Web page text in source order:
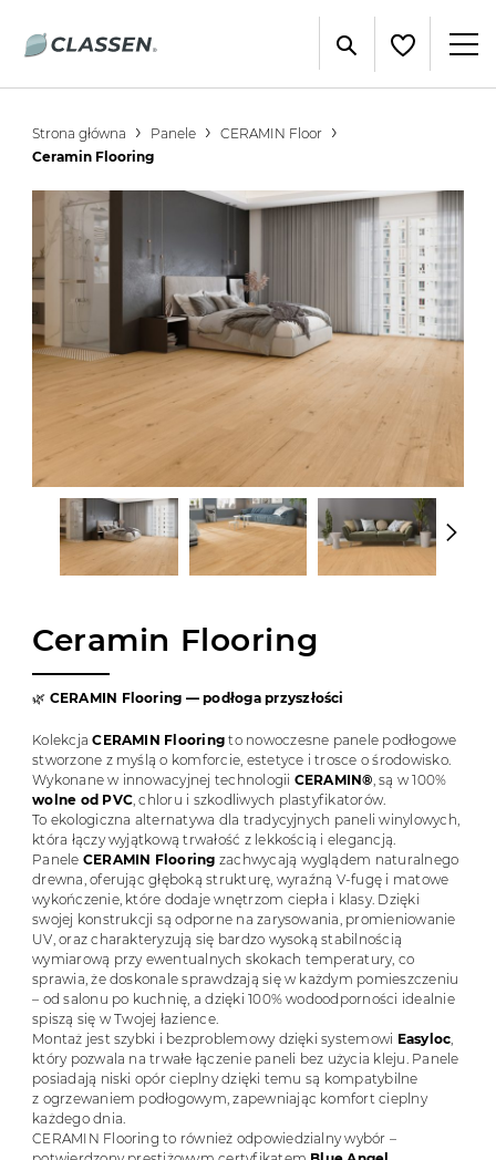
Strona główna Panele
CERAMIN Floor
Ceramin Flooring
Ceramin Flooring
🌿 CERAMIN Flooring — podłoga przyszłości
KolekcjaCERAMIN Flooring to nowoczesne panele podłogowe
stworzone z myślą o komforcie, estetyce i trosce o środowisko.
Wykonane w innowacyjnej technologii CERAMIN® , są w 100%
wolne od PVC , chloru i szkodliwych plastyfikatorów.
To ekologiczna alternatywa dla tradycyjnych paneli winylowych,
która łączy wyjątkową trwałość z lekkością i elegancją.
Panele CERAMIN Flooring zachwycają wyglądem naturalnego
drewna, oferując głęboką strukturę, wyraźną V-fugę i matowe
wykończenie, które dodaje wnętrzom ciepła i klasy. Dzięki
swojej konstrukcji są odporne na zarysowania, promieniowanie
UV, oraz charakteryzują się bardzo wysoką stabilnością
wymiarową przy ewentualnych skokach temperatury, co
sprawia, że doskonale sprawdzają się w każdym pomieszczeniu
– od salonu po kuchnię, a dzięki 100% wodoodporności idealnie
spiszą się w Twojej łazience.
Montaż jest szybki i bezproblemowy dzięki systemowi Easyloc
który pozwala na trwałe łączenie paneli bez użycia kleju. Panele
posiadają niski opór cieplny dzięki temu są kompatybilne
z ogrzewaniem podłogowym, zapewniając komfort cieplny
każdego dnia.
CERAMIN Flooring to również odpowiedzialny wybór –